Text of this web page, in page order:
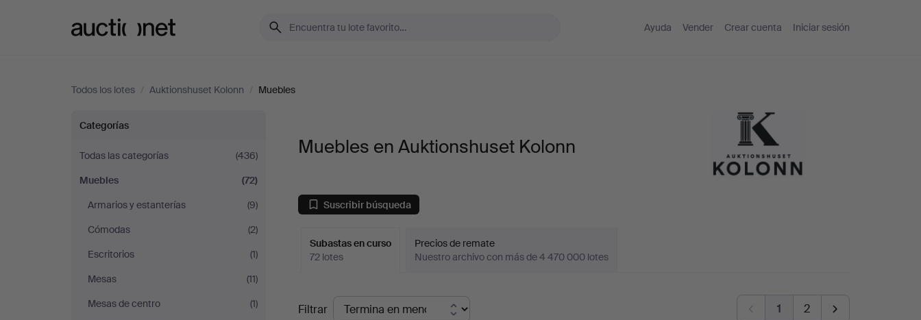
Ayuda Vender Crear cuenta Iniciar sesión
Todos los lotes / Auktionshuset Kolonn / Muebles
Muebles
en
Auktionshuset
Kolonn
Categorías
Todas las categorías
(436)
Muebles
(72)
Armarios y estanterías
(9)
Cómodas
(2)
Escritorios
(1)
Mesas
(11)
Mesas de centro
(1)
Muebles en Auktionshuset Kolonn
Suscribir búsqueda
Subastas en curso
72 lotes
Precios de remate
Nuestro archivo con más de 4 470 000 lotes
Subastas
Filtrar 1 2